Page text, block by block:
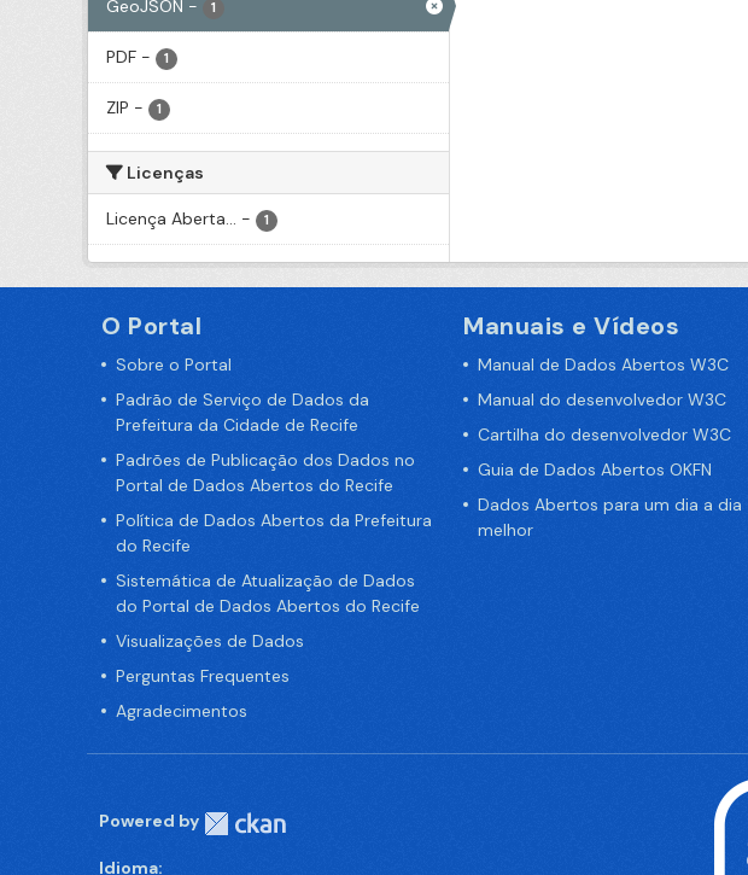
GeoJSON - 1
PDF - 1
ZIP - 1
Licenças
Licença Aberta... - 1
O Portal
Sobre o Portal
Padrão de Serviço de Dados da
Prefeitura da Cidade de Recife
Padrões de Publicação dos Dados no
Portal de Dados Abertos do Recife
Política de Dados Abertos da Prefeitura
do Recife
Sistemática de Atualização de Dados
do Portal de Dados Abertos do Recife
Visualizações de Dados
Perguntas Frequentes
Agradecimentos
Manuais e Vídeos
Manual de Dados Abertos W3C
Manual do desenvolvedor W3C
Cartilha do desenvolvedor W3C
Guia de Dados Abertos OKFN
Dados Abertos para um dia a dia
melhor
Powered by
Idioma